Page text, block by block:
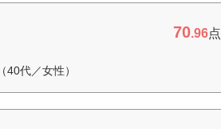
70.96点
代／女性）